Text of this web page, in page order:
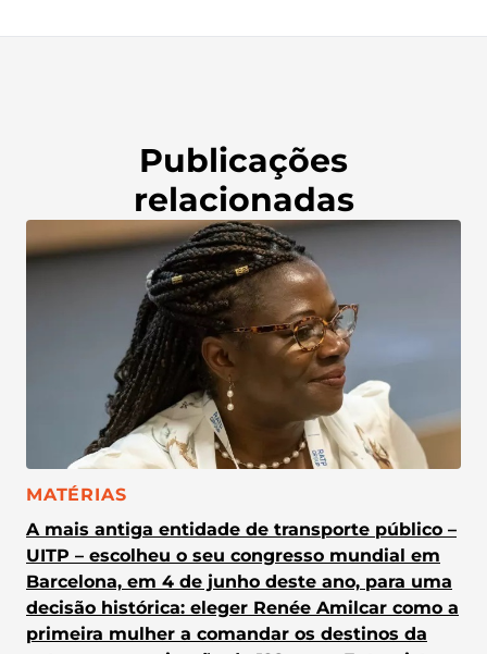
Publicações
relacionadas
CATEGORIA:
MATÉRIAS
A mais antiga entidade de transporte público –
UITP – escolheu o seu congresso mundial em
Barcelona, em 4 de junho deste ano, para uma
decisão histórica: eleger Renée Amilcar como a
primeira mulher a comandar os destinos da